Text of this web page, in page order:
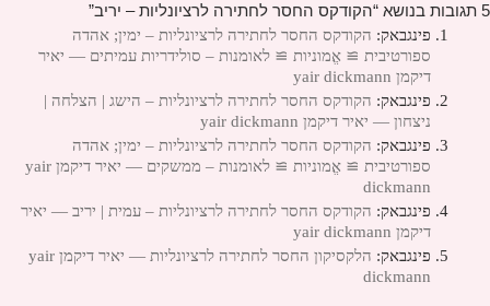
5 תגובות בנושא “הקודקס החסר לחתירה לרציונליות – יריב”
פינגבאק: הקודקס החסר לחתירה לרציונליות – ימין; אהדה
ספורטיבית ≅ אֱמוניות ≅ לאומנות – סולידריות עמיתים — יאיר
דיקמן yair dickmann
פינגבאק: הקודקס החסר לחתירה לרציונליות – הישג | הצלחה |
ניצחון — יאיר דיקמן yair dickmann
פינגבאק: הקודקס החסר לחתירה לרציונליות – ימין; אהדה
ספורטיבית ≅ אֱמוניות ≅ לאומנות – ממשקים — יאיר דיקמן yair
dickmann
פינגבאק: הקודקס החסר לחתירה לרציונליות – עמית | יריב — יאיר
דיקמן yair dickmann
פינגבאק:
הלקסיקון החסר לחתירה לרציונליות — יאיר דיקמן yair
dickmann